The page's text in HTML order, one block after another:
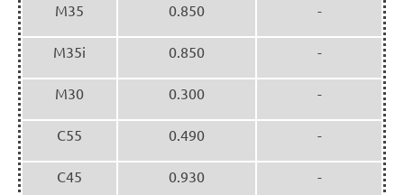
M35 0.850 -
M35i 0.850 -
M30 0.300 -
C55 0.490 -
C45 0.930 -